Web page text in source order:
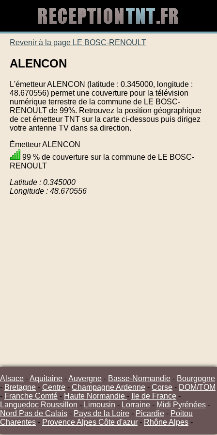
Revenir à la page LE BOSC-RENOULT
ALENCON
L'émetteur ALENCON (latitude : 0.345000, longitude :
48.670556) permet une couverture pour la télévision
numérique terrestre de la commune de LE BOSC-
RENOULT de 99%. Retrouvez la position géographique
de cet émetteur TNT sur la carte ci-dessous puis dirigez
votre antenne TV dans sa direction.
Émetteur ALENCON
99 % de couverture sur la commune de LE BOSC-
RENOULT
Latitude : 0.345000
Longitude : 48.670556
Alsace -Aquitaine -Auvergne - Basse-Normandie - Bourgogne
- Bretagne - Centre - Champagne Ardenne - Corse - DOM/TOM
- Franche Comté - Haute Normandie - Ile de France -
Languedoc Roussillon - Limousin - Lorraine - Midi Pyrénées -
Nord Pas de Calais - Pays de la Loire - Picardie - Poitou
Charentes - Provence Alpes Côte d'azur - Rhône Alpes -